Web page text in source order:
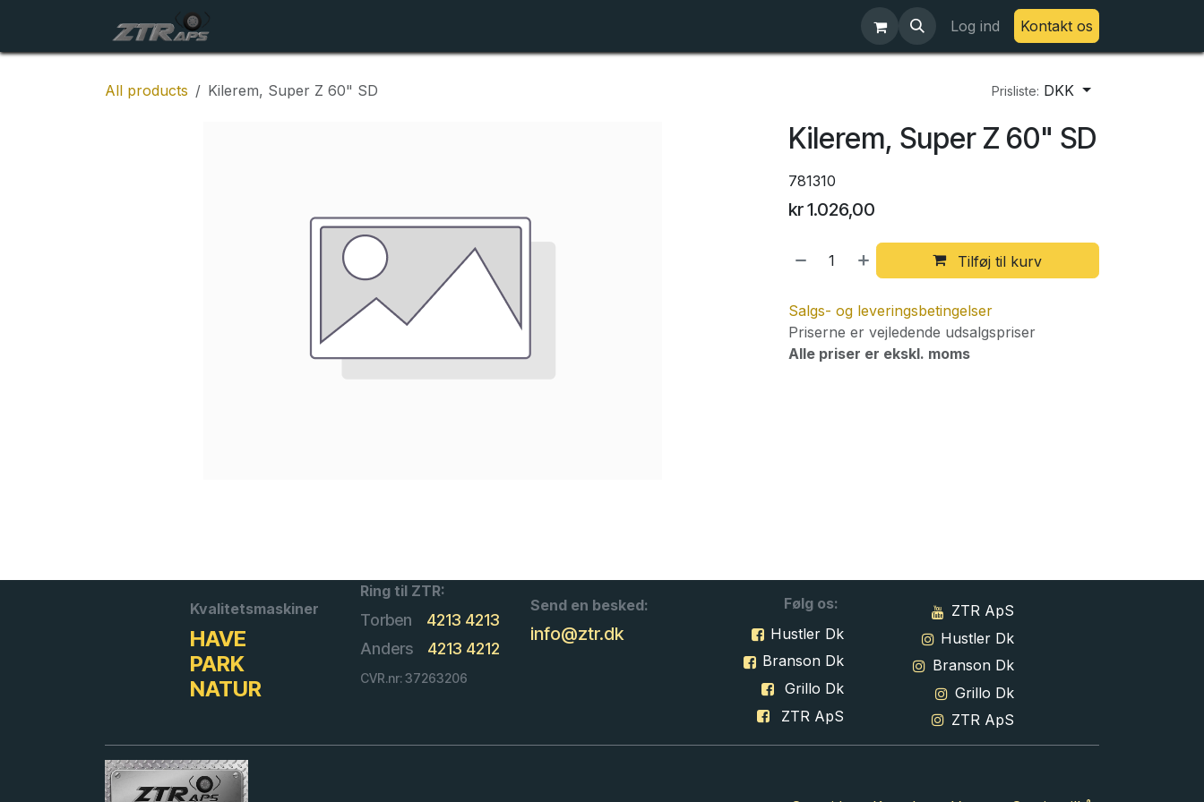
Log ind Kontakt os
All products Kilerem, Super Z 60" SD Prisliste: DKK
Kilerem, Super Z 60" SD
781310
kr1.026,00
Tilføj til kurv
Salgs- og leveringsbetingelser
Priserne er vejledende udsalgspriser
Alle priser er ekskl. moms
Kvalitetsmaskiner
HAVE
PARK
NATUR
Ring til ZTR:
Torben
4213 4213
Anders
4213 4212
CVR.nr: 37263206
Send en besked:
info@ztr.dk
Følg os:
Hustler Dk
Branson Dk
Grillo Dk
ZTR ApS
ZTR ApS
Hustler Dk
Branson Dk
Grillo Dk
ZTR ApS